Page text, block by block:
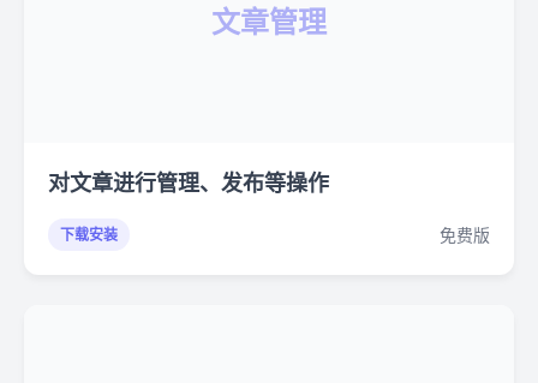
文章管理
对文章进行管理、发布等操作
下载安装 免费版